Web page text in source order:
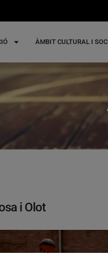
ÀMBIT CULTURAL I
i Olot